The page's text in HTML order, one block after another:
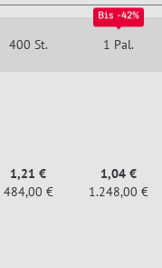
400 St.
Bis -42%
1 Pal.
1,21 €
484,00 €
1,04 €
1.248,00 €